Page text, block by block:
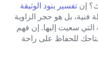
إن تفسير بنود الوثيقة
بل هو حجر الزاوية
التي سعيت إليها. إن فهم
للحفاظ على راحة